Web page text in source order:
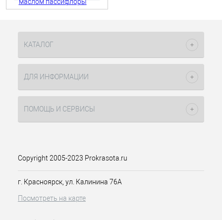
КАТАЛОГ
ДЛЯ ИНФОРМАЦИИ
ПОМОЩЬ И СЕРВИСЫ
Copyright 2005-2023 Prokrasota.ru
г. Красноярск, ул. Калинина 76А
Посмотреть на карте